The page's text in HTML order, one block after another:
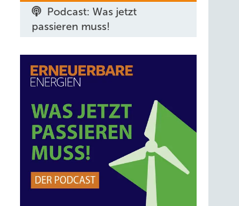
Podcast: Was jetzt
passieren muss!